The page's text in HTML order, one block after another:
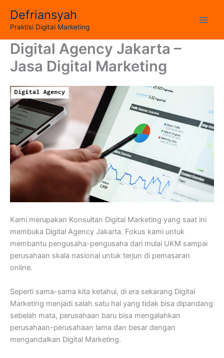
content
Defriansyah
Praktisi Digital Marketing
Digital Agency Jakarta –
Jasa Digital Marketing
Kami merupakan Konsultan Digital Marketing yang saat ini
membuka Digital Agency Jakarta. Fokus kami untuk
membantu pengusaha-pengusaha dari mulai UKM sampai
perusahaan skala nasional untuk terjun di pemasaran
online.
Seperti sama-sama kita ketahui, di era sekarang Digital
Marketing menjadi salah satu hal yang tidak bisa dipandang
sebelah mata, perusahaan baru bisa mengalahkan
perusahaan-perusahaan lama dan besar dengan
mengandalkan Digital Marketing.